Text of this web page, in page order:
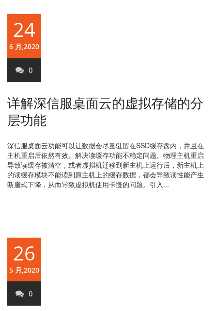
24
6 月,2020
0
详解深信服桌面云的虚拟存储的分
层功能
深信服桌面云功能可以让数据会尽量驻留在SSD缓存盘内，并且在
主机重启后依然有效。解决读缓存功能不稳定问题。物理主机重启
导致读缓存被清空，或者虚拟机迁移到新主机上运行后，新主机上
的读缓存模块不能读到原主机上的缓存数据，都会导致读性能产生
断崖式下降，从而导致虚拟机使用卡慢的问题。引入...
26
5 月,2020
0